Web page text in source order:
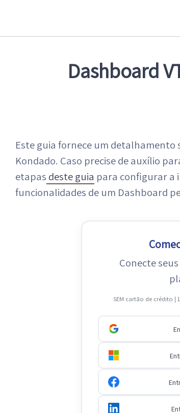
Dashboard
Este guia fornece um detalhamento
Kondado. Caso precise de auxílio
etapas deste guia para configurar a
funcionalidades de um Dashboard
Conecte
SEM cartão de crédito |